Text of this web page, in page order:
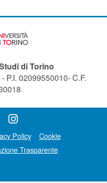
di Torino
P.I. 02099550010- C.F.
Policy
Cookie
Trasparente